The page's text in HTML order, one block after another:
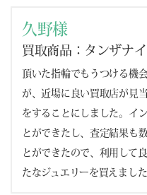
久野様
買取商品：タンザナ
頂いた指輪でもうつける機
が、近場に良い買取店が見
をすることにしました。イ
とができたし、査定結果も
とができたので、利用して
たなジュエリーを買えました